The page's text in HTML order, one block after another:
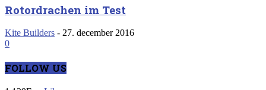
Rotordrachen im Test
Kite Builders - 27. december 2016
0
FOLLOW US